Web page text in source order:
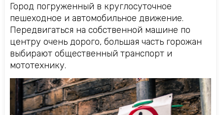
Город погруженный в круглосуточное
пешеходное и автомобильное движение.
Передвигаться на собственной машине по
центру очень дорого, большая часть горожан
выбирают общественный транспорт и
мототехнику.